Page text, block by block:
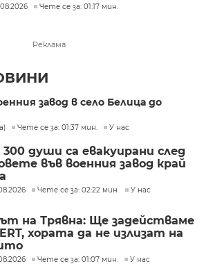
Чете се за: 01:17 мин.
Реклама
завод в село Белица до
Чете се за: 01:37 мин. У нас
300 души са евакуирани след
във военния завод край
Чете се за: 02:22 мин. У нас
на Трявна: Ще задействаме
хората да не излизат на
Чете се за: 01:07 мин. У нас